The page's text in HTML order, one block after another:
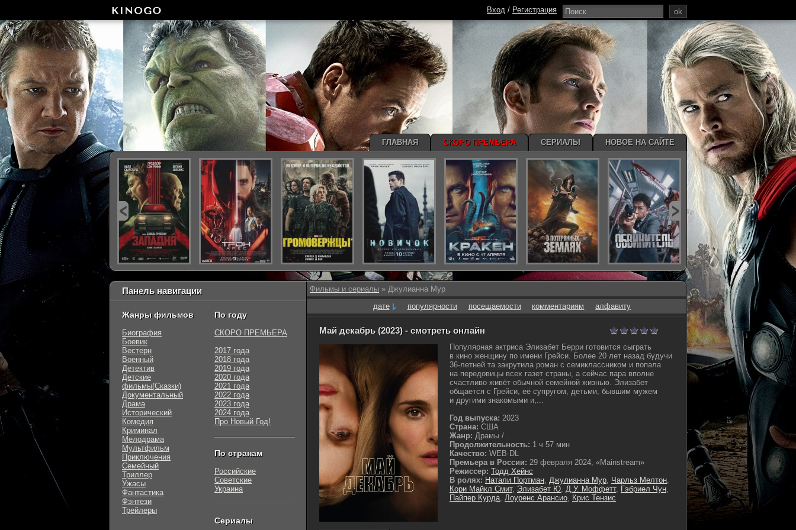
Фильмы и сериалы » Джулианна Мур
дате
популярности посещаемости комментариям алфавиту
Май декабрь (2023) - смотреть онлайн
Популярная актриса Элизабет Берри готовится сыграть
в кино женщину по имени Грейси. Более 20 лет назад будучи
36-летней та закрутила роман с семиклассником и попала
на передовицы всех газет страны, а сейчас пара вполне
счастливо живёт обычной семейной жизнью. Элизабет
общается с Грейси, её супругом, детьми, бывшим мужем
и другими знакомыми и,...
Год выпуска: 2023
Страна: США
Жанр: Драмы / .
Продолжительность: 1 ч 57 мин
Качество: WEB-DL
Премьера в России: 29 февраля 2024, «Mainstream»
Режиссер: Тодд Хейнс
В ролях: Натали Портман, Джулианна Мур, Чарльз Мелтон,
Кори Майкл Смит, Элизабет Ю, Д.У. Моффетт, Гэбриел Чун,
Пайпер Курда, Лоуренс Арансио, Крис Тензис
Панель навигации
Жанры фильмов
Биография
Боевик
Вестерн
Военный
Детектив
Детские
фильмы(Сказки)
Документальный
Драма
Исторический
Комедия
Криминал
Мелодрама
Мультфильм
Приключения
Семейный
Триллер
Ужасы
Фантастика
Фэнтези
Трейлеры
По году
СКОРО ПРЕМЬЕРА
2017 года
2018 года
2019 года
2020 года
2021 года
2022 года
2023 года
2024 года
Про Новый Год!
По странам
Российские
Советские
Украина
Сериалы
ok
Вход / Регистрация
ГЛАВНАЯ СКОРО ПРЕМЬЕРА СЕРИАЛЫ НОВОЕ НА САЙТЕ